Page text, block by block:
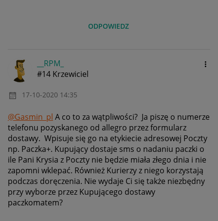
ODPOWIEDZ
__RPM_
#14 Krzewiciel
‎17-10-2020 14:35
@Gasmin_pl A co to za wątpliwości? Ja piszę o numerze
telefonu pozyskanego od allegro przez formularz
dostawy. Wpisuje się go na etykiecie adresowej Poczty
np. Paczka+. Kupujący dostaje sms o nadaniu paczki o
ile Pani Krysia z Poczty nie będzie miała złego dnia i nie
zapomni wklepać. Również Kurierzy z niego korzystają
podczas doręczenia. Nie wydaje Ci się także niezbędny
przy wyborze przez Kupującego dostawy
paczkomatem?